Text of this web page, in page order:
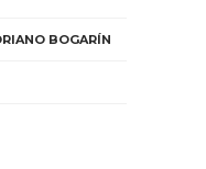
BOGARÍN